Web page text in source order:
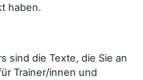
haben.
sind die Texte, die Sie an
Trainer/innen und